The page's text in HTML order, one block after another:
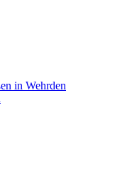
in Wehrden